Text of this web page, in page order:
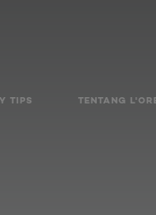
TIPS TENTANG